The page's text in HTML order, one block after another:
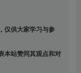
仅供大家学习与参
本站赞同其观点和对